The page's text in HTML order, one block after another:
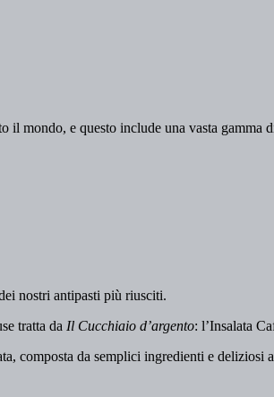
il mondo, e questo include una vasta gamma
nostri antipasti più riusciti.
tratta da Il Cucchiaio d’argento: l’Insalata
composta da semplici ingredienti e deliziosi